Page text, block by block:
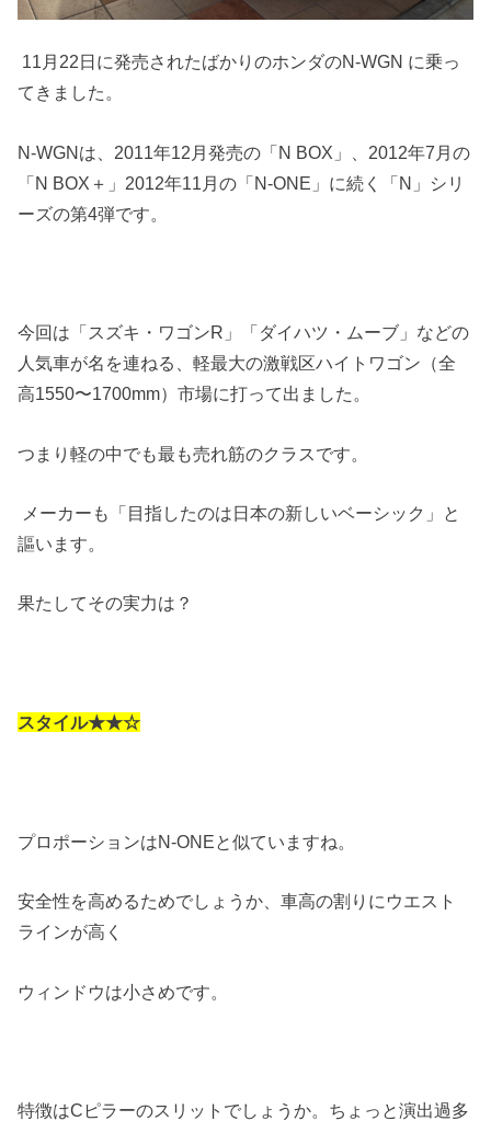
11月22日に発売されたばかりのホンダのN-WGN に乗っ
てきました。
N-WGNは、2011年12月発売の「N BOX」、2012年7月の
「N BOX＋」2012年11月の「N-ONE」に続く「N」シリ
ーズの第4弾です。
今回は「スズキ・ワゴンR」「ダイハツ・ムーブ」などの
人気車が名を連ねる、軽最大の激戦区ハイトワゴン（全
高1550〜1700mm）市場に打って出ました。
つまり軽の中でも最も売れ筋のクラスです。
メーカーも「目指したのは日本の新しいベーシック」と
謳います。
果たしてその実力は？
スタイル★★☆
プロポーションはN-ONEと似ていますね。
安全性を高めるためでしょうか、車高の割りにウエスト
ラインが高く
ウィンドウは小さめです。
特徴はCピラーのスリットでしょうか。ちょっと演出過多